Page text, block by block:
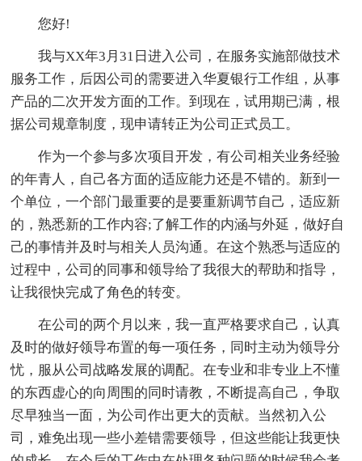
您好!
我与XX年3月31日进入公司，在服务实施部做技术
服务工作，后因公司的需要进入华夏银行工作组，从事
产品的二次开发方面的工作。到现在，试用期已满，根
据公司规章制度，现申请转正为公司正式员工。
作为一个参与多次项目开发，有公司相关业务经验
的年青人，自己各方面的适应能力还是不错的。新到一
个单位，一个部门最重要的是要重新调节自己，适应新
的，熟悉新的工作内容;了解工作的内涵与外延，做好自
己的事情并及时与相关人员沟通。在这个熟悉与适应的
过程中，公司的同事和领导给了我很大的帮助和指导，
让我很快完成了角色的转变。
在公司的两个月以来，我一直严格要求自己，认真
及时的做好领导布置的每一项任务，同时主动为领导分
忧，服从公司战略发展的调配。在专业和非专业上不懂
的东西虚心的向周围的同时请教，不断提高自己，争取
尽早独当一面，为公司作出更大的贡献。当然初入公
司，难免出现一些小差错需要领导，但这些能让我更快